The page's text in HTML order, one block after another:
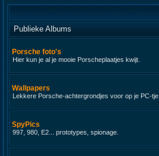
Publieke Albums
Porsche foto's
Hier kun je al je mooie Porscheplaatjes kwijt.
Wallpapers
Lekkere Porsche-achtergrondjes voor op je PC-tje.
SpyPics
997, 980, E2... prototypes, spionage.